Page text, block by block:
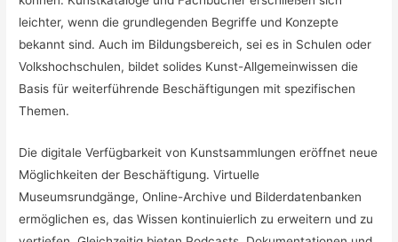
leichter, wenn die grundlegenden Begriffe und Konzepte
bekannt sind. Auch im Bildungsbereich, sei es in Schulen oder
Volkshochschulen, bildet solides Kunst-Allgemeinwissen die
Basis für weiterführende Beschäftigungen mit spezifischen
Themen.
Die digitale Verfügbarkeit von Kunstsammlungen eröffnet neue
Möglichkeiten der Beschäftigung. Virtuelle
Museumsrundgänge, Online-Archive und Bilderdatenbanken
ermöglichen es, das Wissen kontinuierlich zu erweitern und zu